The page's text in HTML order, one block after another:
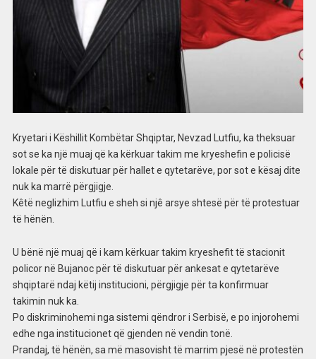
Kryetari i Këshillit Kombëtar Shqiptar, Nevzad Lutfiu, ka theksuar
sot se ka një muaj që ka kërkuar takim me kryeshefin e policisë
lokale për të diskutuar për hallet e qytetarëve, por sot e kësaj dite
nuk ka marrë përgjigje.
Kêtë neglizhim Lutfiu e sheh si njê arsye shtesë për të protestuar
të hënën.
U bënë një muaj që i kam kërkuar takim kryeshefit të stacionit
policor në Bujanoc për të diskutuar për ankesat e qytetarëve
shqiptarë ndaj këtij institucioni, përgjigje për ta konfirmuar
takimin nuk ka.
Po diskriminohemi nga sistemi qëndror i Serbisë, e po injorohemi
edhe nga institucionet që gjenden në vendin tonë.
Prandaj, të hënën, sa më masovisht të marrim pjesë në protestën